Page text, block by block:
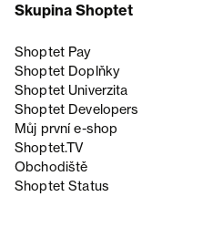
Skupina Shoptet
Shoptet Pay
Shoptet Doplňky
Shoptet Univerzita
Shoptet Developers
Můj první e-shop
Shoptet.TV
Obchodiště
Shoptet Status